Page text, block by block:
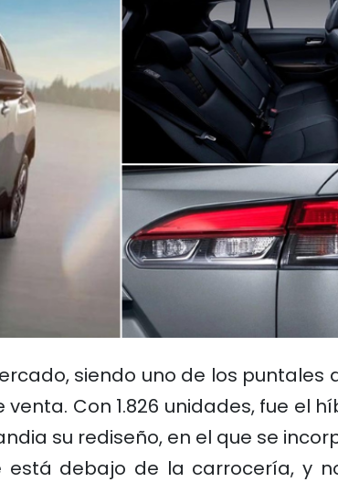
siendo uno de los
Con 1.826 unidades, fue el
su rediseño, en el que se
debajo de la carrocería, y